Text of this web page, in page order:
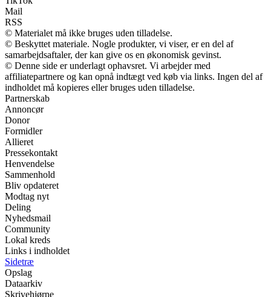
Mail
RSS
© Materialet må ikke bruges uden tilladelse.
© Beskyttet materiale. Nogle produkter, vi viser, er en del af
samarbejdsaftaler, der kan give os en økonomisk gevinst.
© Denne side er underlagt ophavsret. Vi arbejder med
affiliatepartnere og kan opnå indtægt ved køb via links. Ingen del af
indholdet må kopieres eller bruges uden tilladelse.
Partnerskab
Annoncør
Donor
Formidler
Allieret
Pressekontakt
Henvendelse
Sammenhold
Bliv opdateret
Modtag nyt
Deling
Nyhedsmail
Community
Lokal kreds
Links i indholdet
Sidetræ
Opslag
Dataarkiv
Skrivehjørne